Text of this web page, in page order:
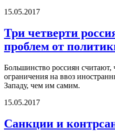
15.05.2017
Три четверти
проблем от
Большинство россиян считают,
ограничения на ввоз
Западу, чем им самим.
15.05.2017
Санкции и